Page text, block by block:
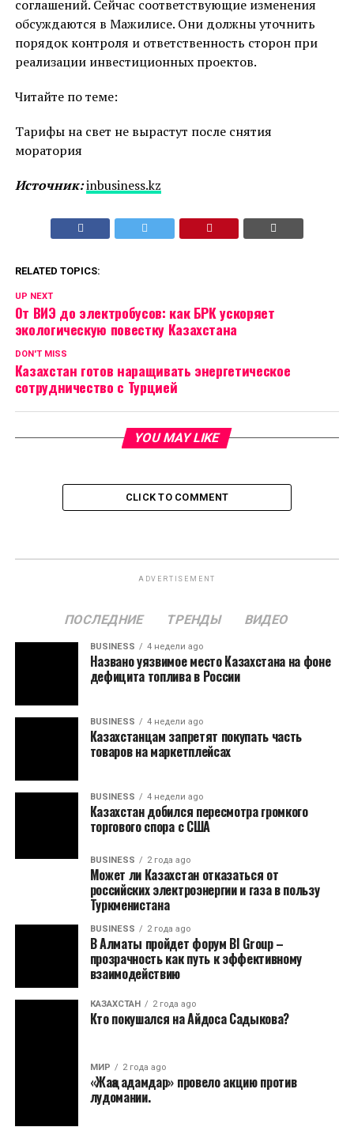
соглашений. Сейчас соответствующие изменения
обсуждаются в Мажилисе. Они должны уточнить
порядок контроля и ответственность сторон при
реализации инвестиционных проектов.
Читайте по теме:
Тарифы на свет не вырастут после снятия
моратория
Источник:inbusiness.kz
RELATED TOPICS:
UP NEXT
От ВИЭ до электробусов: как БРК ускоряет
экологическую повестку Казахстана
DON'T MISS
Казахстан готов наращивать энергетическое
сотрудничество с Турцией
YOU MAY LIKE
CLICK TO COMMENT
ADVERTISEMENT
ПОСЛЕДНИЕ ТРЕНДЫ ВИДЕО
BUSINESS 4 недели ago
Названо уязвимое место Казахстана на фоне
дефицита топлива в России
BUSINESS 4 недели ago
Казахстанцам запретят покупать часть
товаров на маркетплейсах
BUSINESS 4 недели ago
Казахстан добился пересмотра громкого
торгового спора с США
BUSINESS 2 года ago
Может ли Казахстан отказаться от
российских электроэнергии и газа в пользу
Туркменистана
BUSINESS 2 года ago
В Алматы пройдет форум BI Group –
прозрачность как путь к эффективному
взаимодействию
КАЗАХСТАН 2 года ago
Кто покушался на Айдоса Садыкова?
МИР 2 года ago
«Жаңа адамдар» провело акцию против
лудомании.